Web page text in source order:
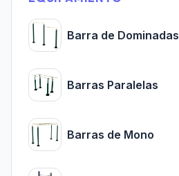
Barra de Dominadas
Barras Paralelas
Barras de Mono